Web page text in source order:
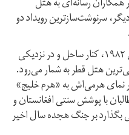
سرنوشت‌سازترین رویداد دو
هتل مجلل شرایتون گرندِ دوحه در سال ۱۹۸۲، کنار ساحل و در نزدیکی
هتل قطر به شمار می‌رود.
نمای هرمی‌اش به «هرم خلیج»
با پوشش سنتی افغانستان و
بگذارد بر جنگ هجده‌ سال اخیر